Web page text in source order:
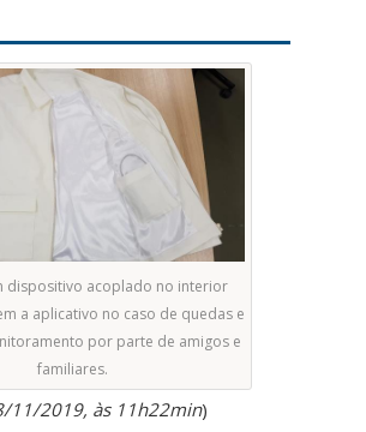
dispositivo acoplado no interior
a aplicativo no caso de quedas e
por parte de amigos e
familiares.
11/2019, às 11h22min)